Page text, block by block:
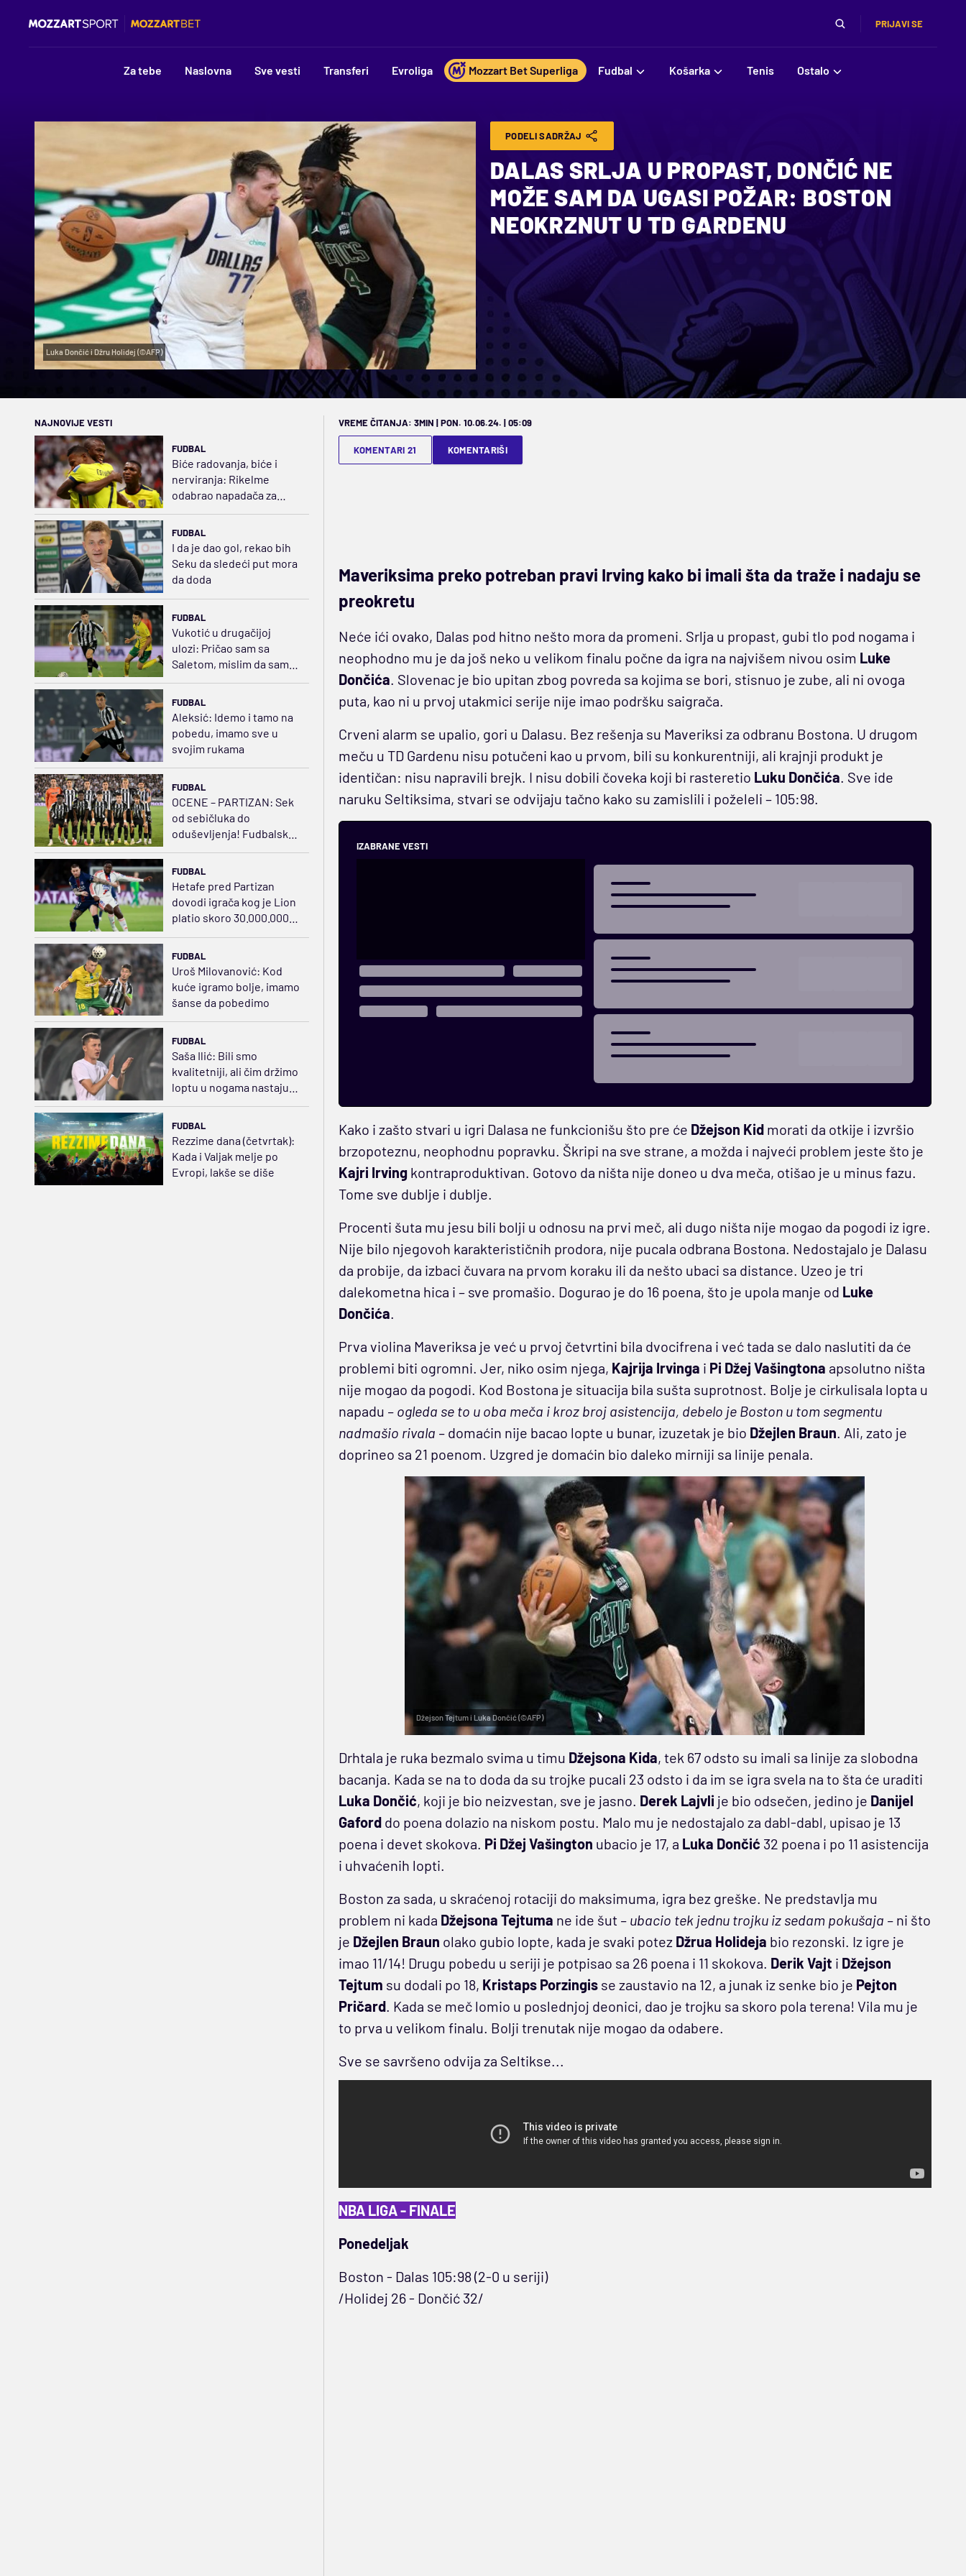
PRIJAVI SE
Za tebe Naslovna Sve vesti Transferi Evroliga Mozzart Bet Superliga Fudbal Košarka Tenis Ostalo
Luka Dončić i Džru Holidej (©AFP)
PODELI SADRŽAJ
DALAS SRLJA U PROPAST, DONČIĆ NE
MOŽE SAM DA UGASI POŽAR: BOSTON
NEOKRZNUT U TD GARDENU
NAJNOVIJE VESTI
FUDBAL
Biće radovanja, biće i
nerviranja: Rikelme
odabrao napadača za
FUDBAL
I da je dao gol, rekao bih
Seku da sledeći put mora
da doda
FUDBAL
Vukotić u drugačijoj
ulozi: Pričao sam sa
Saletom, mislim da sam
opravdao tu poziciju
FUDBAL
Aleksić: Idemo i tamo na
pobedu, imamo sve u
svojim rukama
FUDBAL
OCENE – PARTIZAN: Sek
od sebičluka do
oduševljenja! Fudbalski
FUDBAL
Hetafe pred Partizan
dovodi igrača kog je Lion
platio skoro 30.000.000
FUDBAL
Uroš Milovanović: Kod
kuće igramo bolje, imamo
šanse da pobedimo
FUDBAL
Saša Ilić: Bili smo
kvalitetniji, ali čim držimo
loptu u nogama nastaju
FUDBAL
Rezzime dana (četvrtak):
Kada i Valjak melje po
Evropi, lakše se diše
VREME ČITANJA: 3MIN | PON. 10.06.24. | 05:09
KOMENTARI 21 KOMENTARIŠI
Maveriksima preko potreban pravi Irving kako bi imali šta da traže i nadaju se
preokretu
Neće ići ovako, Dalas pod hitno nešto mora da promeni. Srlja u propast, gubi tlo pod nogama i
neophodno mu je da još neko u velikom finalu počne da igra na najvišem nivou osim Luke
Dončića. Slovenac je bio upitan zbog povreda sa kojima se bori, stisnuo je zube, ali ni ovoga
puta, kao ni u prvoj utakmici serije nije imao podršku saigrača.
Crveni alarm se upalio, gori u Dalasu. Bez rešenja su Maveriksi za odbranu Bostona. U drugom
meču u TD Gardenu nisu potučeni kao u prvom, bili su konkurentniji, ali krajnji produkt je
identičan: nisu napravili brejk. I nisu dobili čoveka koji bi rasteretio Luku Dončića. Sve ide
naruku Seltiksima, stvari se odvijaju tačno kako su zamislili i poželeli – 105:98.
IZABRANE VESTI
Kako i zašto stvari u igri Dalasa ne funkcionišu što pre će Džejson Kidmorati da otkije i izvršio
brzopoteznu, neophodnu popravku. Škripi na sve strane, a možda i najveći problem jeste što je
Kajri Irvingkontraproduktivan. Gotovo da ništa nije doneo u dva meča, otišao je u minus fazu.
Tome sve dublje i dublje.
Procenti šuta mu jesu bili bolji u odnosu na prvi meč, ali dugo ništa nije mogao da pogodi iz igre.
Nije bilo njegovoh karakterističnih prodora, nije pucala odbrana Bostona. Nedostajalo je Dalasu
da probije, da izbaci čuvara na prvom koraku ili da nešto ubaci sa distance. Uzeo je tri
dalekometna hica i – sve promašio. Dogurao je do 16 poena, što je upola manje od Luke
Dončića.
Prva violina Maveriksa je već u prvoj četvrtini bila dvocifrena i već tada se dalo naslutiti da će
problemi biti ogromni. Jer, niko osim njega, Kajrija Irvinga i Pi Džej Vašingtona apsolutno ništa
nije mogao da pogodi. Kod Bostona je situacija bila sušta suprotnost. Bolje je cirkulisala lopta u
napadu – ogleda se to u oba meča i kroz broj asistencija, debelo je Boston u tom segmentu
nadmašio rivala –domaćin nije bacao lopte u bunar, izuzetak je bio Džejlen Braun. Ali, zato je
doprineo sa 21 poenom. Uzgred je domaćin bio daleko mirniji sa linije penala.
Džejson Tejtum i Luka Dončić (©AFP)
Drhtala je ruka bezmalo svima u timu Džejsona Kida, tek 67 odsto su imali sa linije za slobodna
bacanja. Kada se na to doda da su trojke pucali 23 odsto i da im se igra svela na to šta će uraditi
Luka Dončić, koji je bio neizvestan, sve je jasno. Derek Lajvli je bio odsečen, jedino je Danijel
Gaforddo poena dolazio na niskom postu. Malo mu je nedostajalo za dabl-dabl, upisao je 13
poena i devet skokova. Pi Džej Vašington ubacio je 17, a Luka Dončić 32 poena i po 11 asistencija
i uhvaćenih lopti.
Boston za sada, u skraćenoj rotaciji do maksimuma, igra bez greške. Ne predstavlja mu
problem ni kada Džejsona Tejtuma ne ide šut – ubacio tek jednu trojku iz sedam pokušaja –ni što
je Džejlen Braun olako gubio lopte, kada je svaki potez Džrua Holideja bio rezonski. Iz igre je
imao 11/14! Drugu pobedu u seriji je potpisao sa 26 poena i 11 skokova. Derik Vajt i Džejson
Tejtum su dodali po 18, Kristaps Porzingisse zaustavio na 12, a junak iz senke bio je Pejton
Pričard. Kada se meč lomio u poslednjoj deonici, dao je trojku sa skoro pola terena! Vila mu je
to prva u velikom finalu. Bolji trenutak nije mogao da odabere.
Sve se savršeno odvija za Seltikse...
NBA LIGA - FINALE
Ponedeljak
Boston - Dalas 105:98 (2-0 u seriji)
/Holidej 26 - Dončić 32/